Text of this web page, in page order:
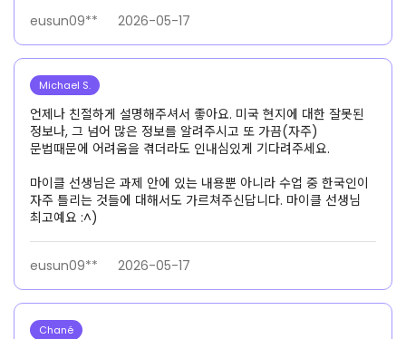
eusun09** 2026-05-17
Michael S.
언제나 친절하게 설명해주셔서 좋아요. 미국 현지에 대한 잘못된
정보나, 그 넘어 많은 정보를 알려주시고 또 가끔(자주)
문법때문에 어려움을 겪더라도 인내심있게 기다려주세요.
마이클 선생님은 과제 안에 있는 내용뿐 아니라 수업 중 한국인이
자주 틀리는 것들에 대해서도 가르쳐주신답니다. 마이클 선생님
최고예요 :^)
eusun09** 2026-05-17
Chané